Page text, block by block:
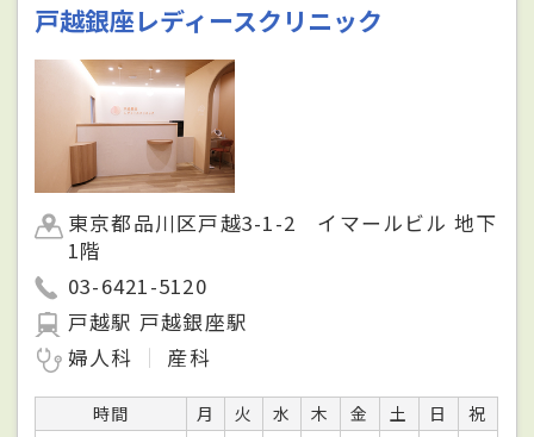
戸越銀座レディースクリニック
東京都品川区戸越3-1-2 イマールビル 地下
1階
03-6421-5120
戸越駅 戸越銀座駅
婦人科
産科
時間 月 火 水 木 金 土 日
祝